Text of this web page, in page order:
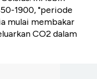
1900, "periode
mulai membakar
CO2 dalam